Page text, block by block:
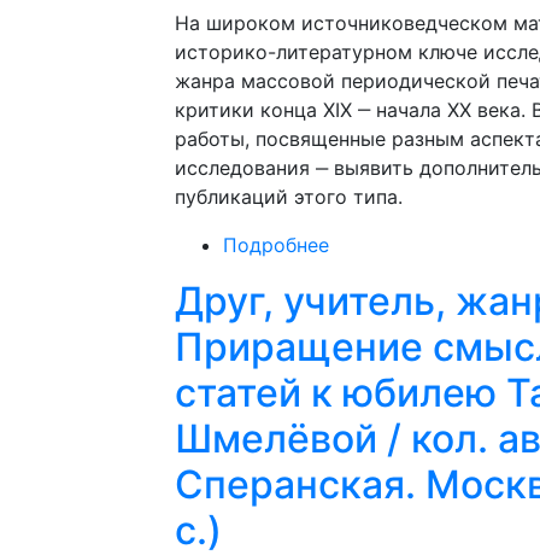
На широком источниковедческом
историко-литературном ключе
жанра массовой периодической
критики конца XIX ‒ начала XX
работы, посвященные разным
исследования ‒ выявить
публикаций этого типа.
Подробнее
Друг, учитель,
Приращение
статей к юбилею
Шмелёвой / кол.
Сперанская.
с.)